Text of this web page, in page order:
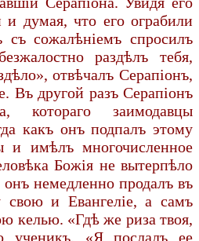
и думая, что его ограбили
съ сожалѣніемъ спросилъ
раздѣлъ тебя,
отвѣчалъ Серапіонъ,
Въ другой разъ Серапіонъ
котораго заимодавцы
какъ онъ подпалъ этому
и имѣлъ многочисленное
Божія не вытерпѣло
немедленно продалъ въ
свою и Евангеліе, а самъ
келью. «Гдѣ же риза твоя,
ученикъ. «Я послалъ ее